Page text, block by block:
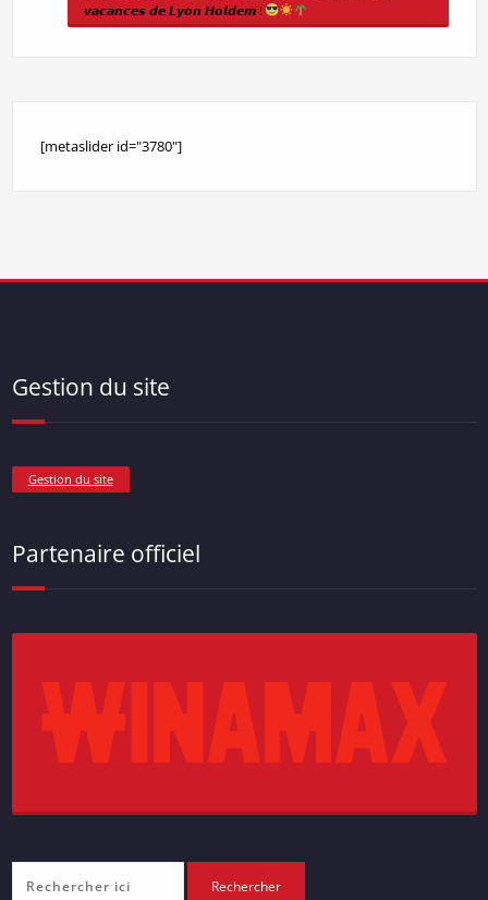
𝙫𝙖𝙘𝙖𝙣𝙘𝙚𝙨 𝙙𝙚 𝙇𝙮𝙤𝙣 𝙃𝙤𝙡𝙙𝙚𝙢 !
[metaslider id="3780"]
Gestion du site
Gestion du site
Partenaire officiel